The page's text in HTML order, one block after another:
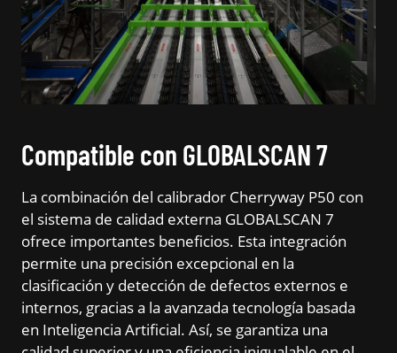
Compatible con GLOBALSCAN 7
La combinación del calibrador Cherryway P50 con
el sistema de calidad externa GLOBALSCAN 7
ofrece importantes beneficios. Esta integración
permite una precisión excepcional en la
clasificación y detección de defectos externos e
internos, gracias a la avanzada tecnología basada
en Inteligencia Artificial. Así, se garantiza una